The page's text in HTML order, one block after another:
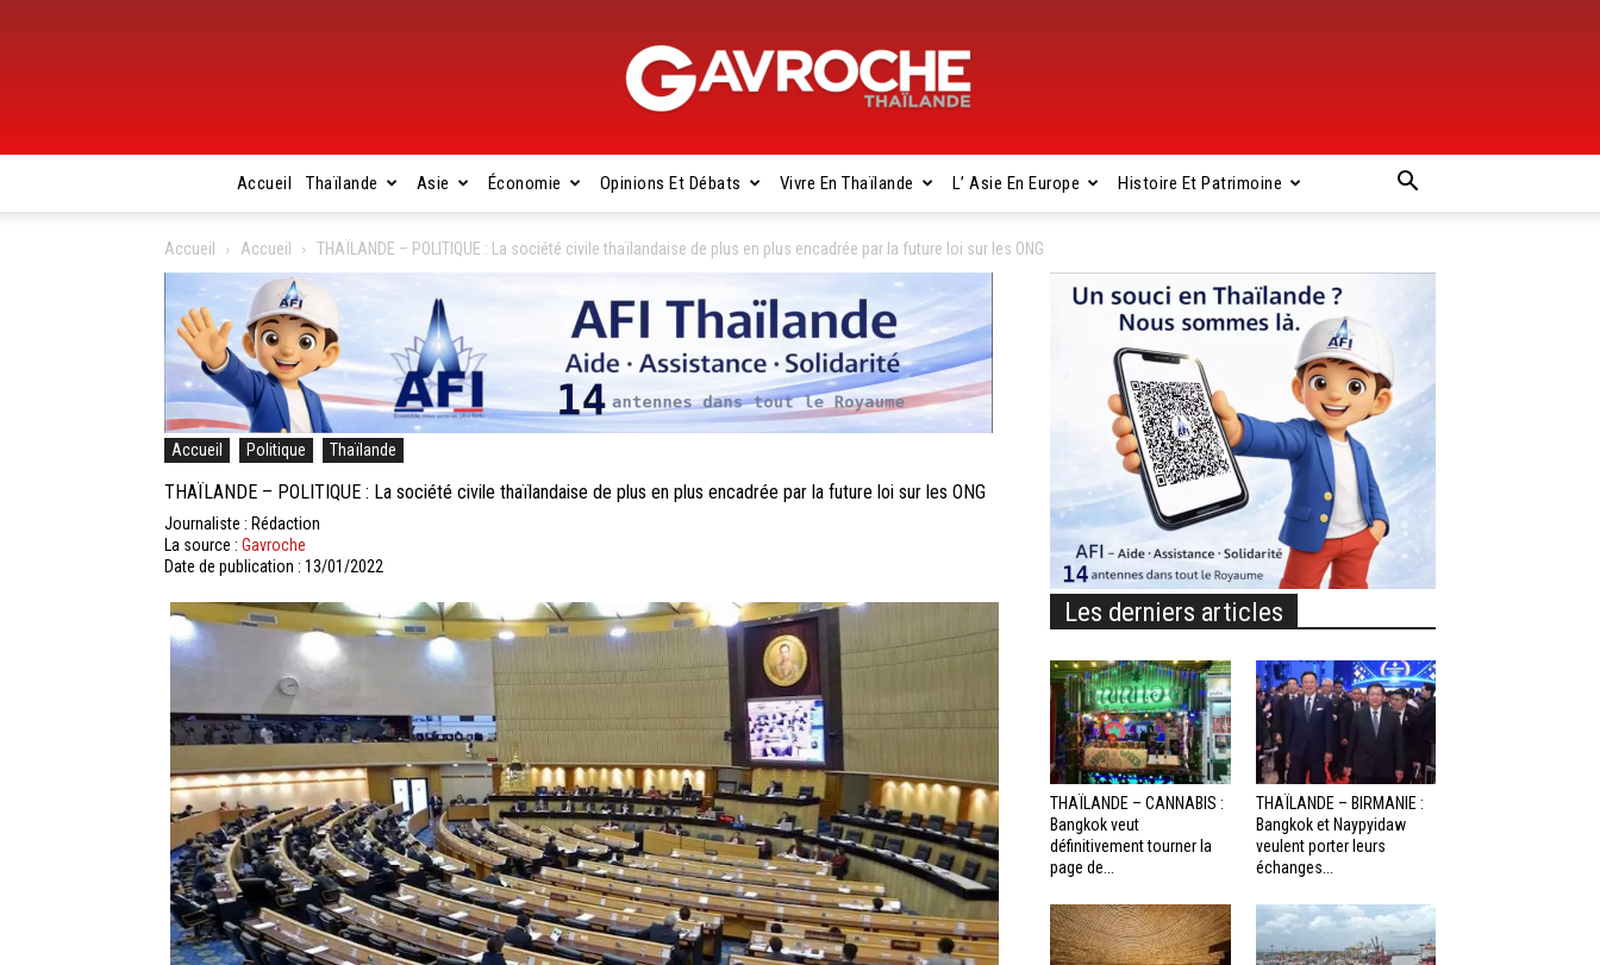
Gavroche
Thaïlande
Accueil Thaïlande Asie Économie Opinions Et Débats Vivre En Thaïlande L’ Asie En Europe Histoire Et Patrimoine
Accueil Accueil THAÏLANDE – POLITIQUE : La société civile thaïlandaise de plus en plus encadrée par la future loi sur les ONG
Accueil Politique Thaïlande
THAÏLANDE – POLITIQUE : La société civile thaïlandaise de plus en plus encadrée par la future loi sur les ONG
Journaliste : Rédaction
La source : Gavroche
Date de publication : 13/01/2022
Les derniers articles
THAÏLANDE – CANNABIS :
Bangkok veut
définitivement tourner la
page de...
THAÏLANDE – BIRMANIE :
Bangkok et Naypyidaw
veulent porter leurs
échanges...